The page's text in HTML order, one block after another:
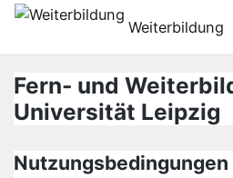
Preskočiť na hlavný obsah
Weiterbildung
Fern- und
Universität Leipzig
Nutzungsbedingungen